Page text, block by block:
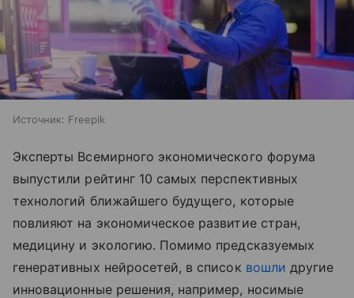
Источник: Freepik
Эксперты Всемирного экономического форума
выпустили рейтинг 10 самых перспективных
технологий ближайшего будущего, которые
повлияют на экономическое развитие стран,
медицину и экологию. Помимо предсказуемых
генеративных нейросетей, в список вошли другие
инновационные решения, например, носимые